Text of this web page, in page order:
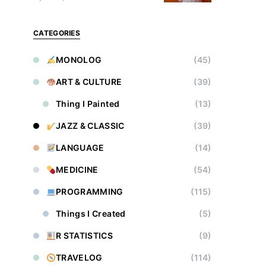
CATEGORIES
MONOLOG (45)
ART & CULTURE (39)
Thing I Painted (13)
JAZZ & CLASSIC (39)
LANGUAGE (14)
MEDICINE (54)
PROGRAMMING (115)
Things I Created (5)
R STATISTICS (9)
TRAVELOG (114)